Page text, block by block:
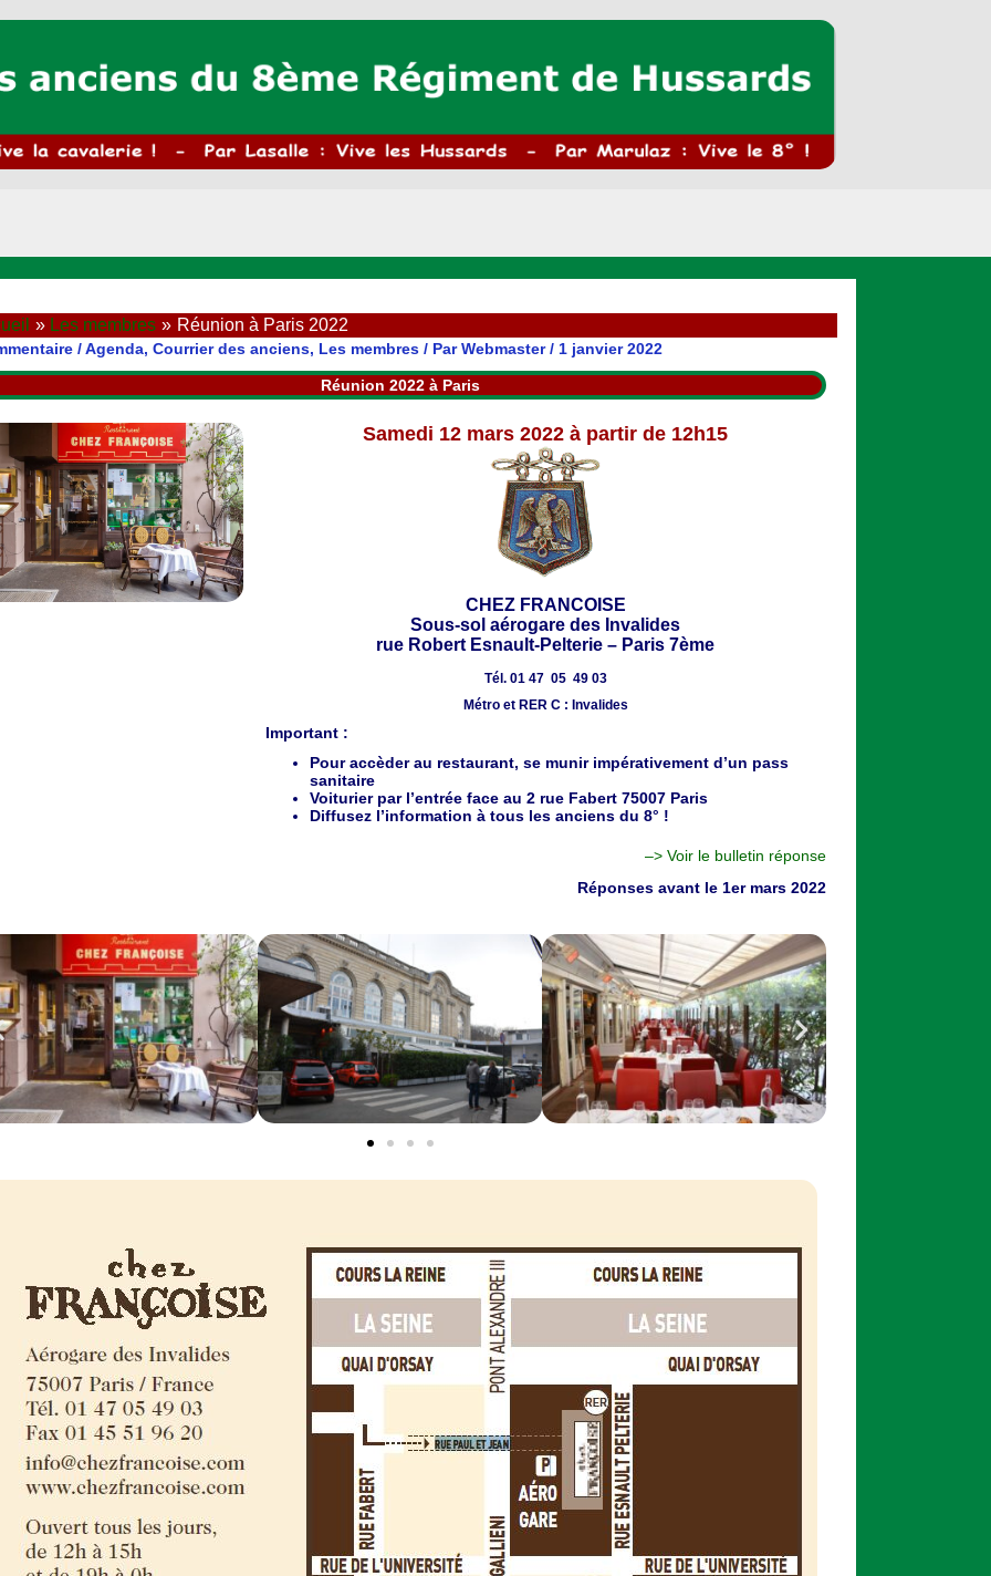
Les membres Réunion à Paris 2022
/Agenda, Courrier des anciens, Les membres/ ParWebmaster/ 1 janvier 2022
Réunion 2022 à Paris
Samedi 12 mars 2022 à partir de 12h15
CHEZ FRANCOISE
Sous-sol aérogare des Invalides
rue Robert Esnault-Pelterie – Paris 7ème
Tél. 01 47 05 49 03
Métro et RER C : Invalides
Important :
Pour accèder au restaurant, se munir impérativement d’un pass
sanitaire
Voiturier par l’entrée face au 2 rue Fabert 75007 Paris
Diffusez l’information à tous les anciens du 8° !
–> Voir le bulletin réponse
Réponses avant le 1er mars 2022